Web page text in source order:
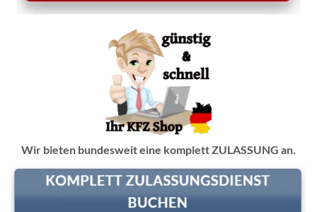
Wir bieten bundesweit eine komplett ZULASSUNG an.